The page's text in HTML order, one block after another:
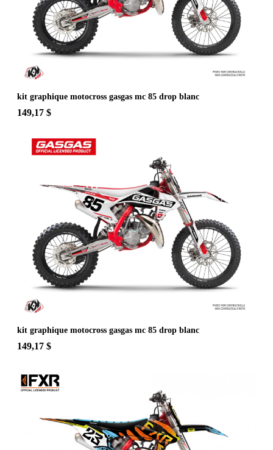
kit graphique motocross gasgas mc 85 drop blanc
149,17 $
kit graphique motocross gasgas mc 85 drop blanc
149,17 $